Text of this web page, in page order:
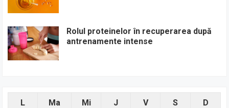
Rolul proteinelor în recuperarea după
antrenamente intense
L Ma Mi J V S D